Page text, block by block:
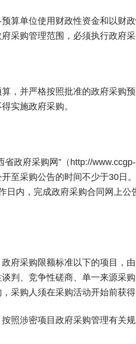
算单位使用财政性资金和以财
采购管理范围，必须执行政府采
，并严格按照批准的政府采购
实施政府采购。
政府采购网”（http://
至采购公告的时间不少于30日
内，完成政府采购合同网上
府采购限额标准以下的项目，
判、竞争性磋商、单一来源采
采购人须在采购活动开始前获得
照涉密项目政府采购管理有关规